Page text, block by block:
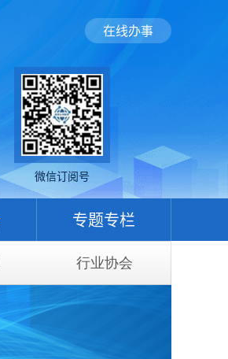
在线办事
微信订阅号
专题专栏
行业协会